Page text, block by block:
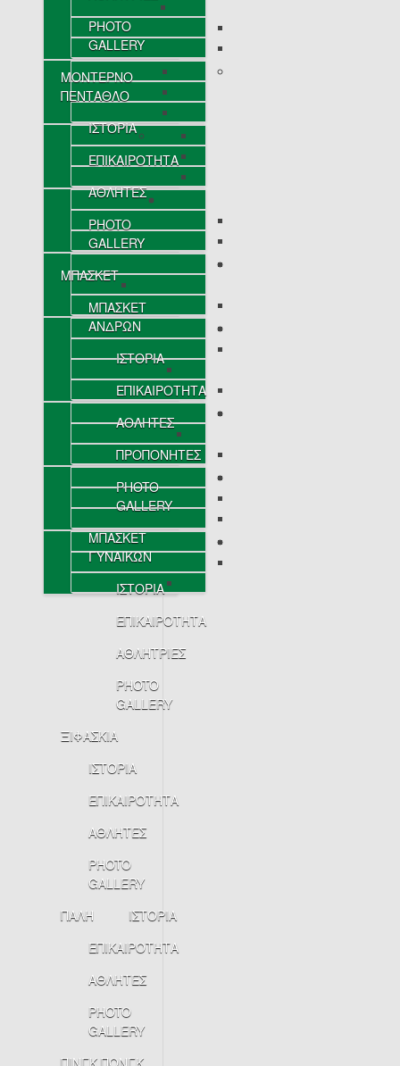
PHOTO
GALLERY
ΜΟΝΤΕΡΝΟ
ΠΕΝΤΑΘΛΟ
ΙΣΤΟΡΙΑ
ΕΠΙΚΑΙΡΟΤΗΤΑ
ΑΘΛΗΤΕΣ
PHOTO
GALLERY
ΜΠΑΣΚΕΤ
ΜΠΑΣΚΕΤ
ΑΝΔΡΩΝ
ΙΣΤΟΡΙΑ
ΕΠΙΚΑΙΡΟΤΗΤΑ
ΑΘΛΗΤΕΣ
ΠΡΟΠΟΝΗΤΕΣ
PHOTO
GALLERY
ΜΠΑΣΚΕΤ
ΓΥΝΑΙΚΩΝ
ΙΣΤΟΡΙΑ
ΕΠΙΚΑΙΡΟΤΗΤΑ
ΑΘΛΗΤΡΙΕΣ
PHOTO
GALLERY
ΞΙΦΑΣΚΙΑ
ΙΣΤΟΡΙΑ
ΕΠΙΚΑΙΡΟΤΗΤΑ
ΑΘΛΗΤΕΣ
PHOTO
GALLERY
ΠΑΛΗ
ΙΣΤΟΡΙΑ
ΕΠΙΚΑΙΡΟΤΗΤΑ
ΑΘΛΗΤΕΣ
PHOTO
GALLERY
ΠΙΝΓΚ ΠΟΝΓΚ